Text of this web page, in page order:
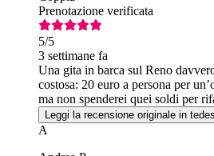
Prenotazione verificata
5/5
3 settimane fa
Una gita in barca sul Reno
costosa: 20 euro a persona per
ma non spenderei quei soldi per
Leggi la recensione originale in
A